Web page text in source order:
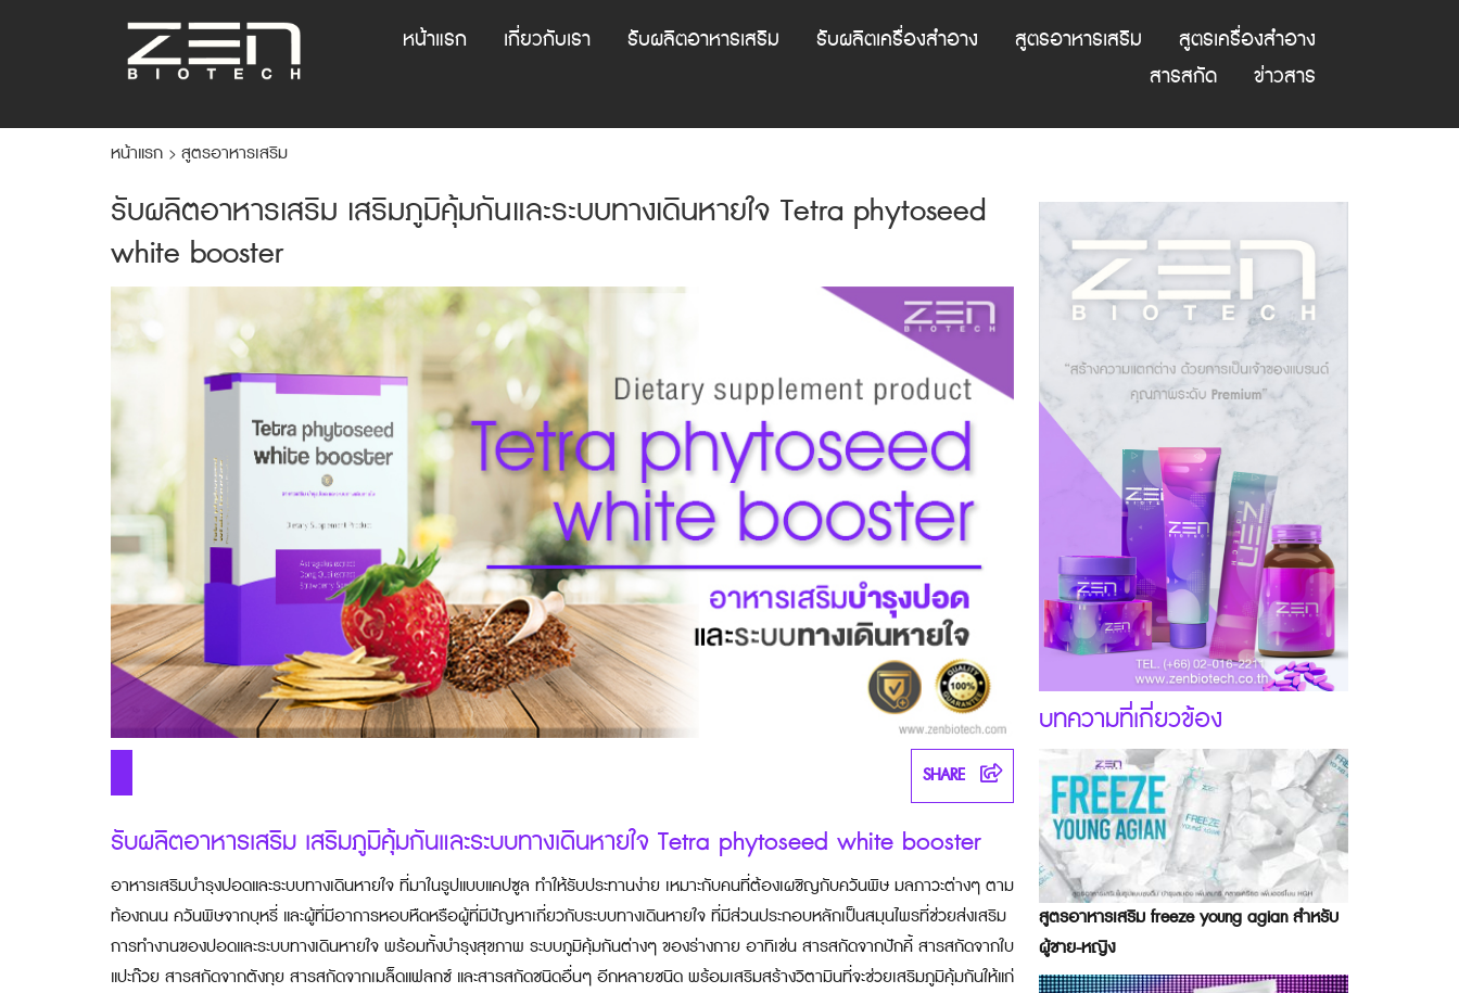
หน้าแรก เกี่ยวกับเรา รับผลิตอาหารเสริม รับผลิตเครื่องสำอาง สูตรอาหารเสริม
สูตรเครื่องสำอาง
สารสกัด
ข่าวสาร
หน้าแรก > สูตรอาหารเสริม
รับผลิตอาหารเสริม เสริมภูมิคุ้มกันและระบบทางเดินหายใจ Tetra phytoseed
white booster
SHARE
รับผลิตอาหารเสริม เสริมภูมิคุ้มกันและระบบทางเดินหายใจ Tetra phytoseed white booster
อาหารเสริมบำรุงปอดและระบบทางเดินหายใจ ที่มาในรูปแบบแคปซูล ทำให้รับประทานง่าย เหมาะกับคนที่ต้องเผชิญกับควันพิษ มลภาวะต่างๆ ตาม
ท้องถนน ควันพิษจากบุหรี่ และผู้ที่มีอาการหอบหืดหรือผู้ที่มีปัญหาเกี่ยวกับระบบทางเดินหายใจ ที่มีส่วนประกอบหลักเป็นสมุนไพรที่ช่วยส่งเสริม
การทำงานของปอดและระบบทางเดินหายใจ พร้อมทั้งบำรุงสุขภาพ ระบบภูมิคุ้มกันต่างๆ ของร่างกาย อาทิเช่น สารสกัดจากปักคี้ สารสกัดจากใบ
แปะก๊วย สารสกัดจากตังกุย สารสกัดจากเมล็ดแฟลกซ์ และสารสกัดชนิดอื่นๆ อีกหลายชนิด พร้อมเสริมสร้างวิตามินที่จะช่วยเสริมภูมิคุ้มกันให้แก่
บทความที่เกี่ยวข้อง
สูตรอาหารเสริม freeze young agian สำหรับ
ผู้ชาย-หญิง